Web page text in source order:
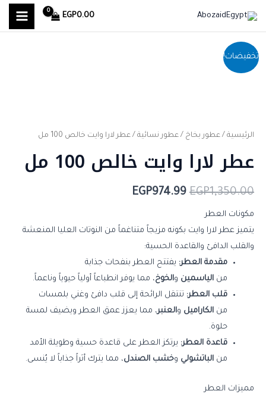
المحتوى
EGP0.00
تخفيضات!
الرئيسية / عطور بخاخ / عطور نسائية / عطر لارا وايت خالص 100 مل
عطر لارا وايت خالص 100 مل
EGP1,350.00
EGP974.99
مكونات العطر
يتميز عطر لارا وايت بكونه مزيجاً متناغماً من النوتات العليا المنعشة
والقلب الدافئ والقاعدة الحسية:
مقدمة العطر: يفتتح العطر بنفحات جذابة
من الياسمين والخوخ، مما يوفر انطباعاً أولياً حيوياً وناعماً.
قلب العطر: تنتقل الرائحة إلى قلب دافئ وغني بلمسات
من الكاراميل والعنبر، مما يعزز عمق العطر ويضيف لمسة
حلوة.
قاعدة العطر: يرتكز العطر على قاعدة حسية وطويلة الأمد
من الباتشولي وخشب الصندل، مما يترك أثراً جذاباً لا يُنسى.
مميزات العطر
كمية
عطر
100